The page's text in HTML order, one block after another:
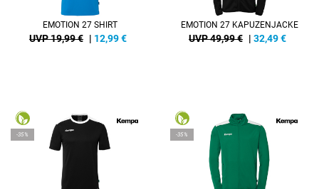
EMOTION 27 SHIRT
UVP 19,99 € | 12,99€
EMOTION 27 KAPUZENJACKE
UVP 49,99 € | 32,49€
-35% -35%